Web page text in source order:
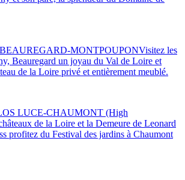
MONTPOUPONVisitez les
Beauregard un joyau du Val de Loire et
de la Loire privé et entièrement meublé.
LUCE-CHAUMONT (High
de la Loire et la Demeure de Leonard
profitez du Festival des jardins à Chaumont